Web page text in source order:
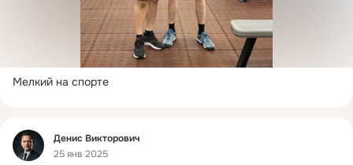
Мелкий на спорте
Фид
Денис Викторович
25 янв 2025